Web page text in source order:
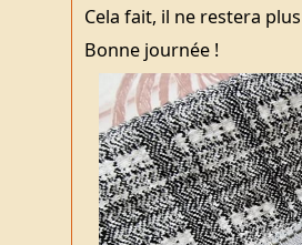
Cela fait, il ne restera
Bonne journée !